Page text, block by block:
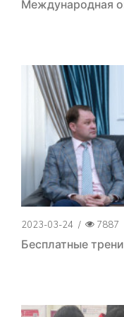
Международная
2023-03-24 / 7887
Бесплатные